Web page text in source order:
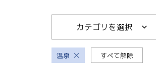
カテゴリを選択
温泉 すべて解除